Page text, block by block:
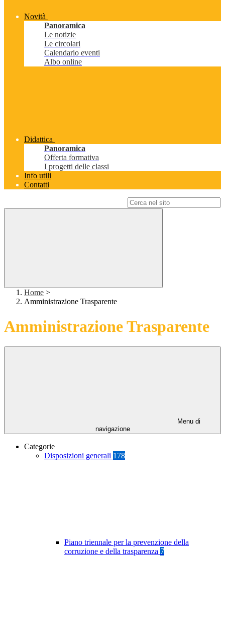
Novità
Panoramica
Le notizie
Le circolari
Calendario eventi
Albo online
Didattica
Panoramica
Offerta formativa
I progetti delle classi
Info utili
Contatti
Home >
Amministrazione Trasparente
Amministrazione Trasparente
Menu di
navigazione
Categorie
Disposizioni generali 178
Piano triennale per la prevenzione della
corruzione e della trasparenza 7